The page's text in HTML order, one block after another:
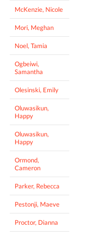
McKenzie, Nicole
Mori, Meghan
Noel, Tamia
Ogbeiwi,
Samantha
Olesinski, Emily
Oluwasikun,
Happy
Oluwasikun,
Happy
Ormond,
Cameron
Parker, Rebecca
Pestonji, Maeve
Proctor, Dianna